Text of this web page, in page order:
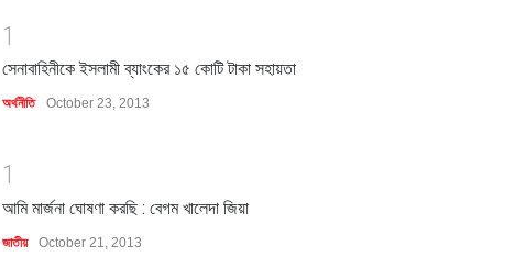
1
সেনাবাহিনীকে ইসলামী ব্যাংকের ১৫ কোটি টাকা সহায়তা
অর্থনীতি October 23, 2013
1
আমি মার্জনা ঘোষণা করছি : বেগম খালেদা জিয়া
জাতীয় October 21, 2013